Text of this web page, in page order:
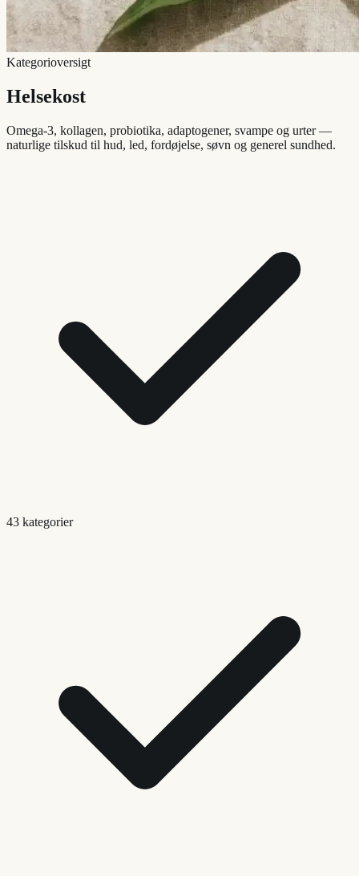
Kategorioversigt
Helsekost
Omega-3, kollagen, probiotika, adaptogener, svampe og urter —
naturlige tilskud til hud, led, fordøjelse, søvn og generel sundhed.
43 kategorier